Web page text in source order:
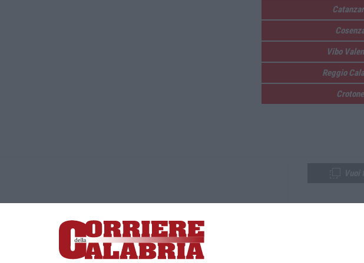
Vibo
Reggio
Crotone
Lamezia Terme (CZ)
responsabile Paola Militano |Privacy